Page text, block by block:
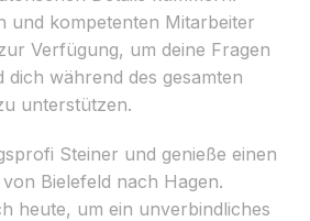
und kompetenten Mitarbeiter
Verfügung, um deine Fragen
während des gesamten
unterstützen.
Steiner und genieße einen
Bielefeld nach Hagen.
heute, um ein unverbindliches